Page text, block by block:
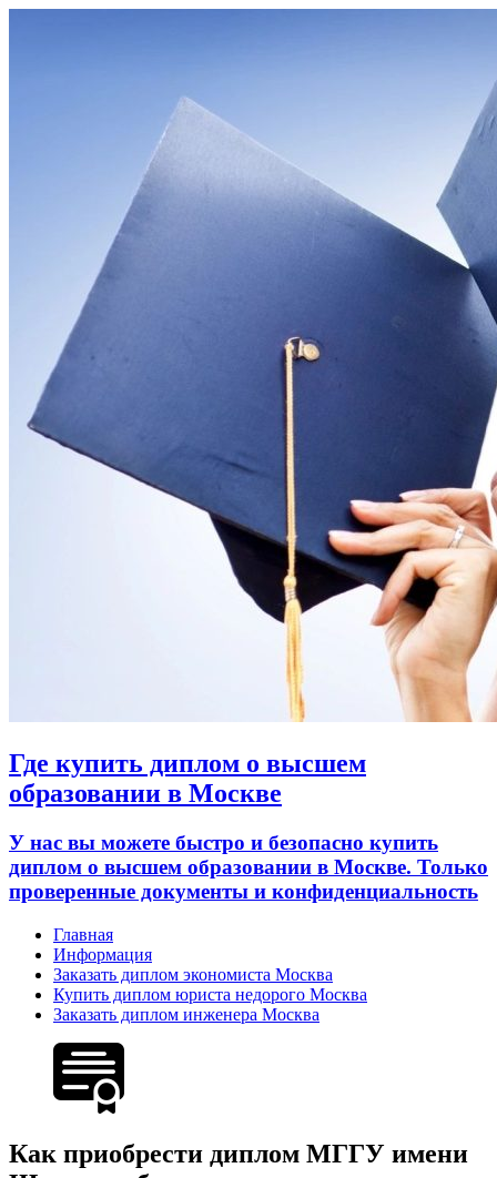
Где купить диплом о высшем
образовании в Москве
У нас вы можете быстро и безопасно купить
диплом о высшем образовании в Москве. Только
проверенные документы и конфиденциальность
Главная
Информация
Заказать диплом экономиста Москва
Купить диплом юриста недорого Москва
Заказать диплом инженера Москва
Как приобрести диплом МГГУ имени